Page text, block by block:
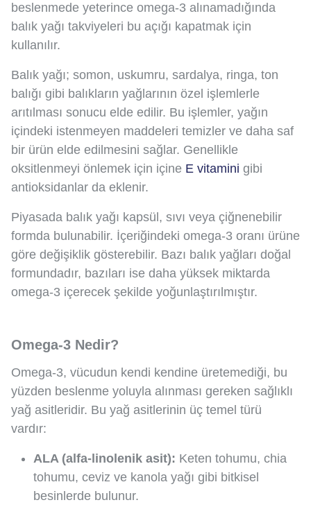
beslenmede yeterince omega-3 alınamadığında
balık yağı takviyeleri bu açığı kapatmak için
kullanılır.
Balık yağı; somon, uskumru, sardalya, ringa, ton
balığı gibi balıkların yağlarının özel işlemlerle
arıtılması sonucu elde edilir. Bu işlemler, yağın
içindeki istenmeyen maddeleri temizler ve daha saf
bir ürün elde edilmesini sağlar. Genellikle
oksitlenmeyi önlemek için içine E vitamini gibi
antioksidanlar da eklenir.
Piyasada balık yağı kapsül, sıvı veya çiğnenebilir
formda bulunabilir. İçeriğindeki omega-3 oranı ürüne
göre değişiklik gösterebilir. Bazı balık yağları doğal
formundadır, bazıları ise daha yüksek miktarda
omega-3 içerecek şekilde yoğunlaştırılmıştır.
Omega-3 Nedir?
Omega-3, vücudun kendi kendine üretemediği, bu
yüzden beslenme yoluyla alınması gereken sağlıklı
yağ asitleridir. Bu yağ asitlerinin üç temel türü
vardır:
ALA (alfa-linolenik asit): Keten tohumu, chia
tohumu, ceviz ve kanola yağı gibi bitkisel
besinlerde bulunur.